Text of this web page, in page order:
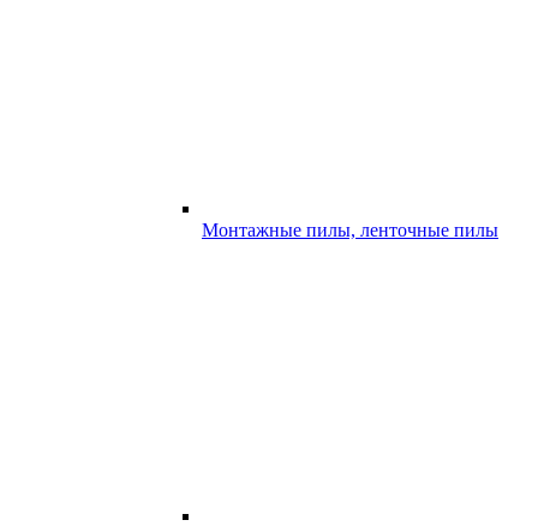
Монтажные пилы, ленточные пилы